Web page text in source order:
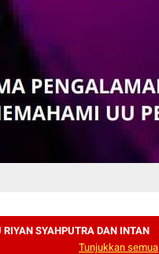
SYAHPUTRA DAN INTAN
Tunjukkan semua